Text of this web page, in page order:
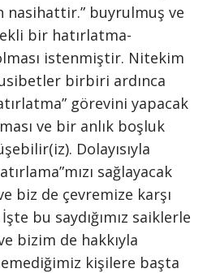
nasihattir.” buyrulmuş ve
bir hatırlatma-
istenmiştir. Nitekim
birbiri ardınca
görevini yapacak
ve bir anlık boşluk
Dolayısıyla
sağlayacak
biz de çevremize karşı
İşte bu saydığımız saiklerle
bizim de hakkıyla
kişilere başta